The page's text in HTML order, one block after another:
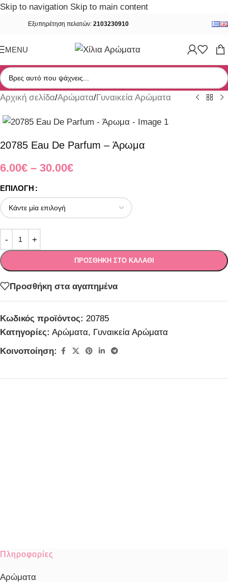
Skip to navigation Skip to main content
Εξυπηρέτηση πελατών: 2103230910
MENU
Αρχική σελίδα/Αρώματα/Γυναικεία Αρώματα
20785 Eau De Parfum – Άρωμα
6.00€ – 30.00€
ΕΠΙΛΟΓΉ
ΠΡΟΣΘΉΚΗ ΣΤΟ ΚΑΛΆΘΙ
Προσθήκη στα αγαπημένα
Κωδικός προϊόντος: 20785
Κατηγορίες: Αρώματα, Γυναικεία Αρώματα
Κοινοποίηση:
Πληροφορίες
Αρώματα